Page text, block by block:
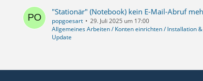
popgoesart
29. Juli 2025 um 17:00
Allgemeines Arbeiten / Konten einrichten / Installation &
Update